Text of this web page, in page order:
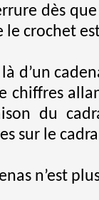
dès
le crochet
là d’un
chiffres
du
sur le
n’est